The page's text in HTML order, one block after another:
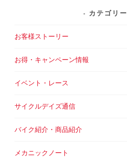
カテゴリー
お客様ストーリー
お得・キャンペーン情報
イベント・レース
サイクルデイズ通信
バイク紹介・商品紹介
メカニックノート